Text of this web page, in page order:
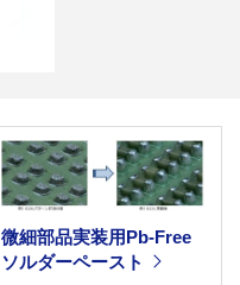
微細部品実装用Pb-Free
ソルダーペースト